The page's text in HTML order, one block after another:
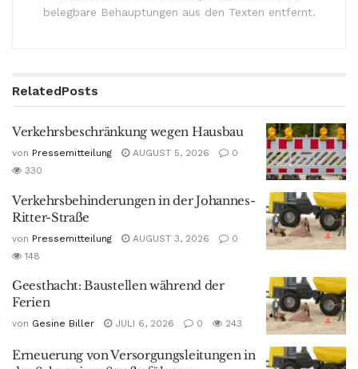
belegbare Behauptungen aus den Texten entfernt.
RelatedPosts
Verkehrsbeschränkung wegen Hausbau
von Pressemitteilung AUGUST 5, 2026
0
330
Verkehrsbehinderungen in der Johannes-
Ritter-Straße
von Pressemitteilung AUGUST 3, 2026
0
148
Geesthacht: Baustellen während der
Ferien
von Gesine Biller JULI 6, 2026 0 243
Erneuerung von Versorgungsleitungen in